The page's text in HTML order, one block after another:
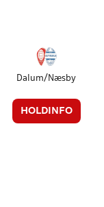
Dalum/Næsby
HOLDINFO